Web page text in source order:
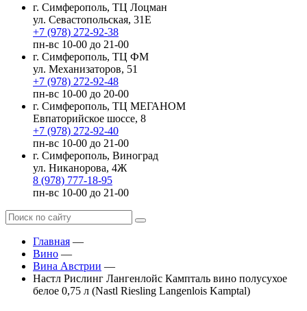
г. Симферополь, ТЦ Лоцман
ул. Севастопольская, 31Е
+7 (978) 272-92-38
пн-вс 10-00 до 21-00
г. Симферополь, ТЦ ФМ
ул. Механизаторов, 51
+7 (978) 272-92-48
пн-вс 10-00 до 20-00
г. Симферополь, ТЦ МЕГАНОМ
Евпаторийское шоссе, 8
+7 (978) 272-92-40
пн-вс 10-00 до 21-00
г. Симферополь, Виноград
ул. Никанорова, 4Ж
8 (978) 777-18-95
пн-вс 10-00 до 21-00
Главная —
Вино —
Вина Австрии —
Настл Рислинг Лангенлойс Кампталь вино полусухое
белое 0,75 л (Nastl Riesling Langenlois Kamptal)